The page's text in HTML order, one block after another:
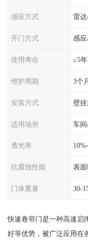
感应方式 雷
开门方式 感
使用寿命 ≥5年
维护周期 3个
安装方式 壁
适用场所 车
透光率
抗腐蚀性能 表
门体重量 30-
快速卷帘门是一种高速启
好等优势，被广泛应用在